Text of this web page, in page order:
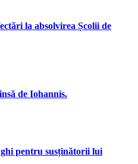
la absolvirea Școlii de
de Iohannis.
pentru susținătorii lui